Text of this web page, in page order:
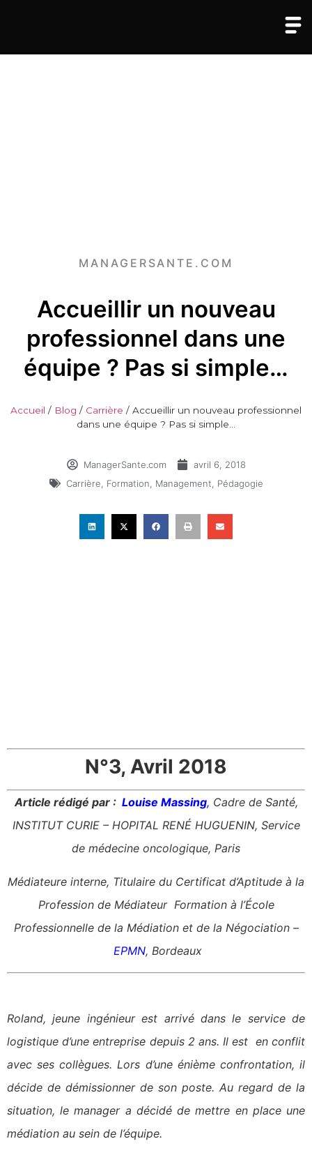
MANAGERSANTE.COM
Accueillir un nouveau
professionnel dans une
équipe ? Pas si simple…
Accueil / Blog / Carrière / Accueillir un nouveau professionnel
dans une équipe ? Pas si simple…
ManagerSante.com
avril 6, 2018
Carrière
Formation Management Pédagogie
N°3, Avril 2018
Article rédigé par : Louise Massing, Cadre de Santé,
INSTITUT CURIE – HOPITAL RENÉ HUGUENIN, Service
de médecine oncologique, Paris
Médiateure interne, Titulaire du Certificat d’Aptitude à la
Profession de Médiateur Formation à l’École
Professionnelle de la Médiation et de la Négociation –
EPMN, Bordeaux
Roland, jeune ingénieur est arrivé dans le service de
logistique d’une entreprise depuis 2 ans. Il est en conflit
avec ses collègues. Lors d’une énième confrontation, il
décide de démissionner de son poste. Au regard de la
situation, le manager a décidé de mettre en place une
médiation au sein de l’équipe.